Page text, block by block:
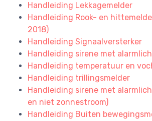
Handleiding Lekkagemelder
Handleiding Rook- en
2018)
Handleiding Signaalversterker
Handleiding sirene met
Handleiding temperatuur en
Handleiding trillingsmelder
Handleiding sirene met
en niet zonnestroom)
Handleiding Buiten